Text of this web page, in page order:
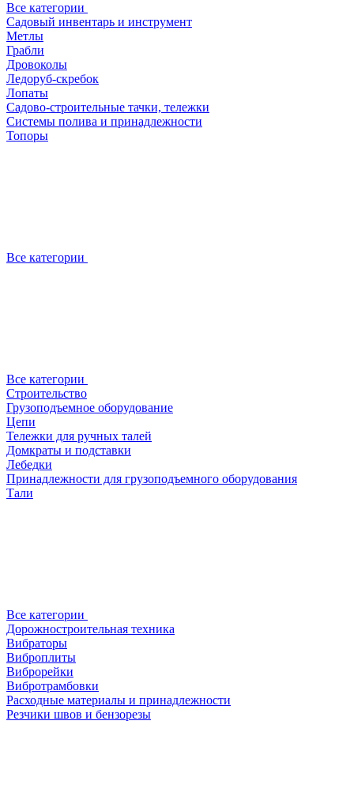
Все категории
Садовый инвентарь и инструмент
Метлы
Грабли
Дровоколы
Ледоруб-скребок
Лопаты
Садово-строительные тачки, тележки
Системы полива и принадлежности
Топоры
Все категории
Все категории
Строительство
Грузоподъемное оборудование
Цепи
Тележки для ручных талей
Домкраты и подставки
Лебедки
Принадлежности для грузоподъемного оборудования
Тали
Все категории
Дорожностроительная техника
Вибраторы
Виброплиты
Виброрейки
Вибротрамбовки
Расходные материалы и принадлежности
Резчики швов и бензорезы